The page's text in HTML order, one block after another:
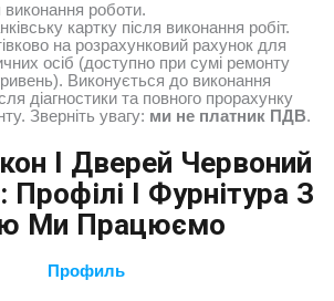
виконання роботи.
картку після виконання робіт.
на розрахунковий рахунок для
осіб (доступно при сумі ремонту
Виконується до виконання
діагностики та повного прорахунку
Зверніть увагу: ми не платник ПДВ.
І Дверей Червоний
Профілі І Фурнітура З
Ми Працюємо
Профиль